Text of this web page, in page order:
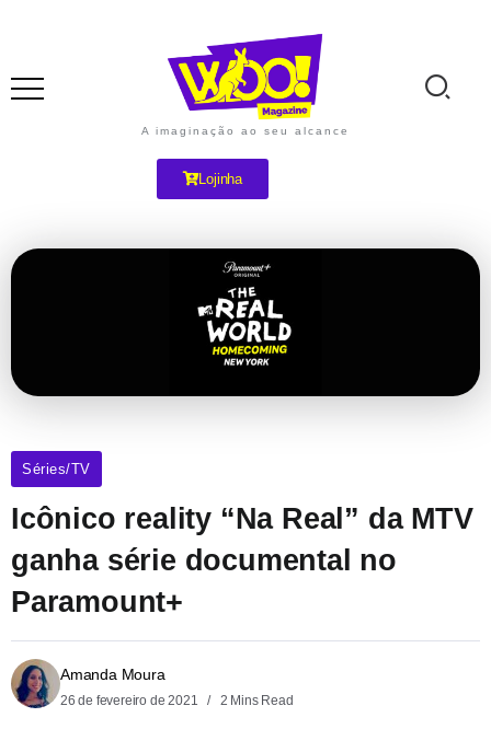
A imaginação ao seu alcance
Lojinha
Séries/TV
Icônico reality “Na Real” da MTV
ganha série documental no
Paramount+
Amanda Moura
26 de fevereiro de 2021 2 Mins Read